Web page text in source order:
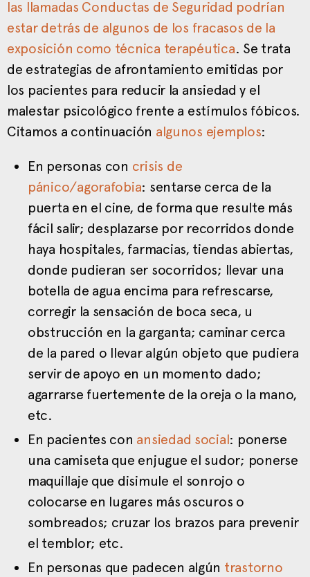
las llamadas Conductas de Seguridad podrían
estar detrás de algunos de los fracasos de la
exposición como técnica terapéutica. Se trata
de estrategias de afrontamiento emitidas por
los pacientes para reducir la ansiedad y el
malestar psicológico frente a estímulos fóbicos.
Citamos a continuación algunos ejemplos:
En personas con crisis de
pánico/agorafobia: sentarse cerca de la
puerta en el cine, de forma que resulte más
fácil salir; desplazarse por recorridos donde
haya hospitales, farmacias, tiendas abiertas,
donde pudieran ser socorridos; llevar una
botella de agua encima para refrescarse,
corregir la sensación de boca seca, u
obstrucción en la garganta; caminar cerca
de la pared o llevar algún objeto que pudiera
servir de apoyo en un momento dado;
agarrarse fuertemente de la oreja o la mano,
etc.
En pacientes con ansiedad social: ponerse
una camiseta que enjugue el sudor; ponerse
maquillaje que disimule el sonrojo o
colocarse en lugares más oscuros o
sombreados; cruzar los brazos para prevenir
el temblor; etc.
En personas que padecen algún trastorno